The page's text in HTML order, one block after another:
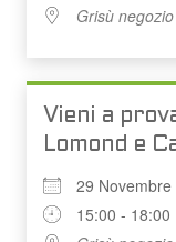
Grisù negozio
Vieni a
Lomond e
29
15:00 - 18:00